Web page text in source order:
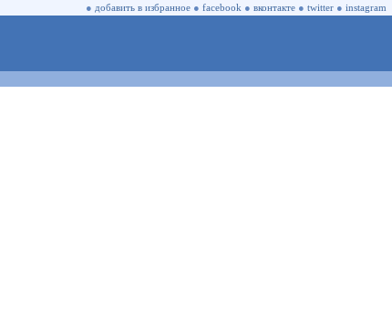
● добавить в избранное ● facebook ● вконтакте ● twitter ● instagram